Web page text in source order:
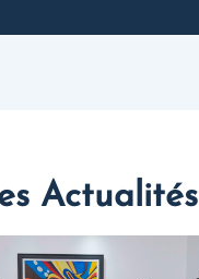
Actualités